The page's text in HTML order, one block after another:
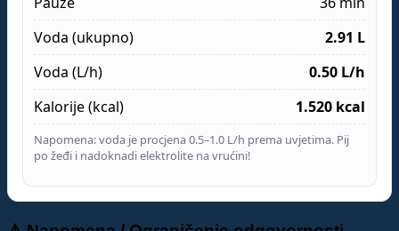
Voda (ukupno)
2.91 L
Voda (L/h)
0.50 L/h
Kalorije (kcal)
1.520 kcal
Napomena: voda je procjena 0.5–1.0 L/h prema uvjetima. Pij
po žeđi i nadoknadi elektrolite na vrućini!